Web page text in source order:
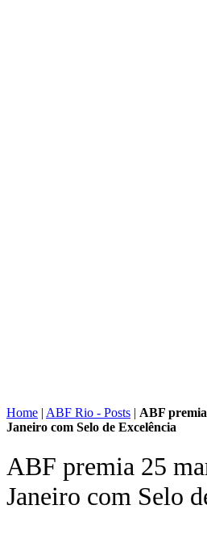
Home | ABF Rio - Posts | ABF
Janeiro com Selo de Excelência
ABF premia 25
Janeiro com Selo